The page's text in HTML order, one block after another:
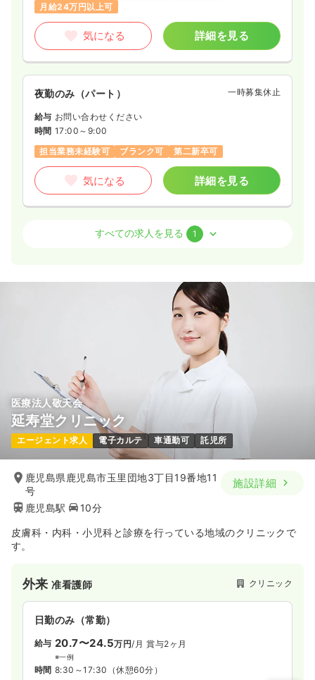
月給24万円以上可
気になる 詳細を見る
夜勤のみ（パート） 一時募集休止
給与 お問い合わせください
時間 17:00～9:00
担当業務未経験可
ブランク可 第二新卒可
気になる 詳細を見る
賞与3.8ヶ月
月給25万円以上可
気になる 詳細を見る
すべての求人を見る 1
医療法人敬天会
延寿堂クリニック
エージェント求人 電子カルテ 車通勤可 託児所
鹿児島県鹿児島市玉里団地3丁目19番地11
号
鹿児島駅
10分
施設詳細
皮膚科・内科・小児科と診療を行っている地域のクリニックで
す。
外来准看護師 クリニック
日勤のみ（常勤）
給与 20.7〜24.5万円/月 賞与2ヶ月
※一例
時間 8:30～17:30 （休憩60分）